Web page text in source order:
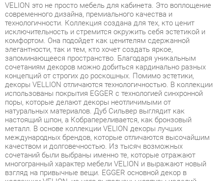
исключительность и стремится окружить себя эстетикой и
комфортом. Она подойдет как ценителям сдержанной
элегантности, так и тем, кто хочет создать яркое,
запоминающееся пространство. Благодаря уникальным
сочетаниям декоров можно добиться кардинально разных
концепций от строгих до роскошных. Помимо эстетики,
декоры VELLION отличаются технологичностью. В коллекции
использованы покрытия EGGER с технологией синхронной
поры, которые делают декоры неотличимыми от
натуральных материалов. Дуб Сильвер выглядит как
настоящий шпон, а Кобрапереливается, как бронзовый
металл. В основе коллекции VELION декоры лучших
международных брендов, которые отличаются высочайшим
качеством и долговечностью. Из тысяч возможных
сочетаний были выбраны именно те, которые отражают
многогранный характер мебели VELION и выражают новый
взгляд на привычные вещи. EGGER основной декор в
коллекции VELION, из него выполнены корпусы изделий.
Мебель в декоре Кобра дополняется металлической
фурнитурой бронзового цвета. Мебель в декоре Дуб Сильвер
дополнена матовой черной фурнитурой. KASTAMONU